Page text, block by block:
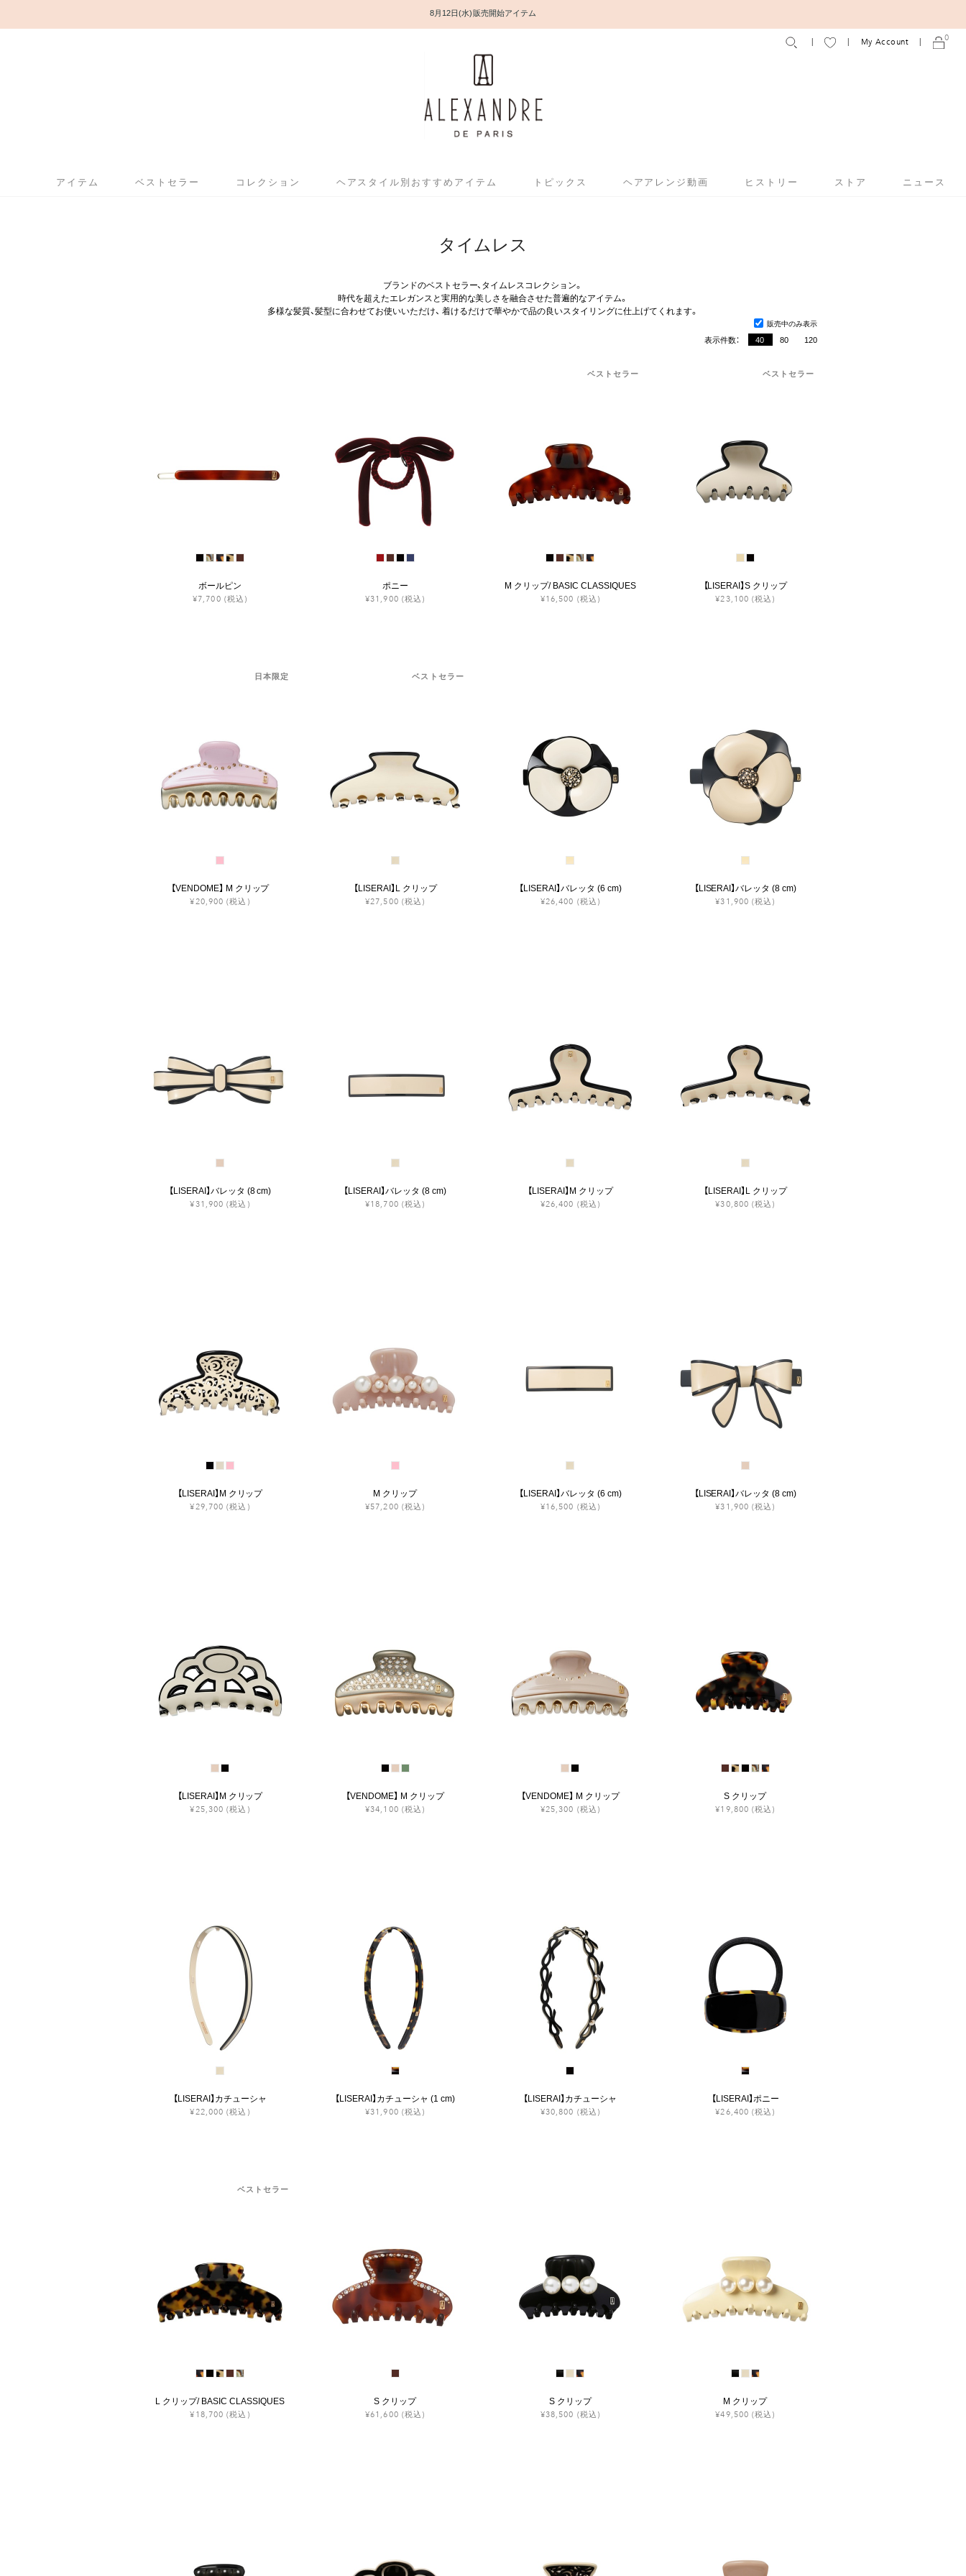
8月12日(水) 販売開始アイテム
アイテム ベストセラー コレクション ヘアスタイル別おすすめアイテム トピックス ヘアアレンジ動画 ヒストリー ストア ニュース
My Account 0
タイムレス
ブランドのベストセラー、タイムレスコレクション。
時代を超えたエレガンスと実用的な美しさを融合させた普遍的なアイテム。
多様な髪質、髪型に合わせてお使いいただけ、 着けるだけで華やかで品の良いスタイリングに仕上げてくれます。
販売中のみ表示
表示件数： 40 80 120
ボールピン
¥7,700 (税込)
ポニー
¥31,900 (税込)
ベストセラー
M クリップ/ BASIC CLASSIQUES
¥16,500 (税込)
ベストセラー
【LISERAI】S クリップ
¥23,100 (税込)
日本限定
【VENDOME】 M クリップ
¥20,900 (税込)
ベストセラー
【LISERAI】L クリップ
¥27,500 (税込)
【LISERAI】バレッタ (6 cm)
¥26,400 (税込)
【LISERAI】バレッタ (8 cm)
¥31,900 (税込)
【LISERAI】バレッタ (8 cm)
¥31,900 (税込)
【LISERAI】バレッタ (8 cm)
¥18,700 (税込)
【LISERAI】M クリップ
¥26,400 (税込)
【LISERAI】L クリップ
¥30,800 (税込)
【LISERAI】M クリップ
¥29,700 (税込)
M クリップ
¥57,200 (税込)
【LISERAI】バレッタ (6 cm)
¥16,500 (税込)
【LISERAI】バレッタ (8 cm)
¥31,900 (税込)
【LISERAI】M クリップ
¥25,300 (税込)
【VENDOME】 M クリップ
¥34,100 (税込)
【VENDOME】 M クリップ
¥25,300 (税込)
S クリップ
¥19,800 (税込)
【LISERAI】カチューシャ
¥22,000 (税込)
【LISERAI】カチューシャ (1 cm)
¥31,900 (税込)
【LISERAI】カチューシャ
¥30,800 (税込)
【LISERAI】ポニー
¥26,400 (税込)
ベストセラー
L クリップ/ BASIC CLASSIQUES
¥18,700 (税込)
S クリップ
¥61,600 (税込)
S クリップ
¥38,500 (税込)
M クリップ
¥49,500 (税込)